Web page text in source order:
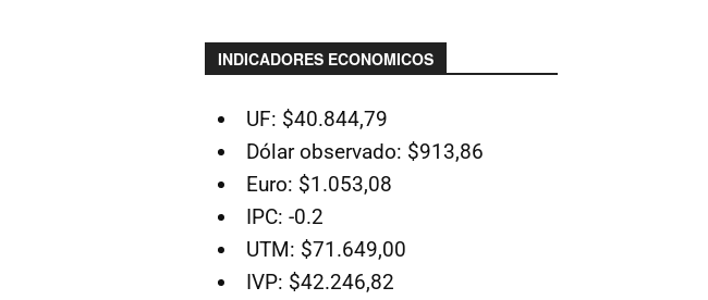
INDICADORES ECONOMICOS
UF: $40.844,79
Dólar observado: $913,86
Euro: $1.053,08
IPC: -0.2
UTM: $71.649,00
IVP: $42.246,82